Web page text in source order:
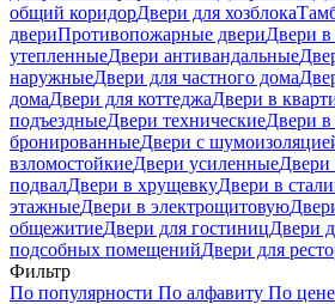
общий коридорДвери для хозблока
двериПротивопожарные двериДвери в
утепленныеДвери антивандальные
наружныеДвери для частного дома
домаДвери для коттеджаДвери в
подъездныеДвери техническиеДвери в
бронированныеДвери с
взломостойкиеДвери усиленныеДвери
подвалДвери в хрущевкуДвери в
этажныеДвери в электрощитовую
общежитиеДвери для гостиницДвери
подсобных помещенийДвери для
Фильтр
По популярности По алфавиту По цене